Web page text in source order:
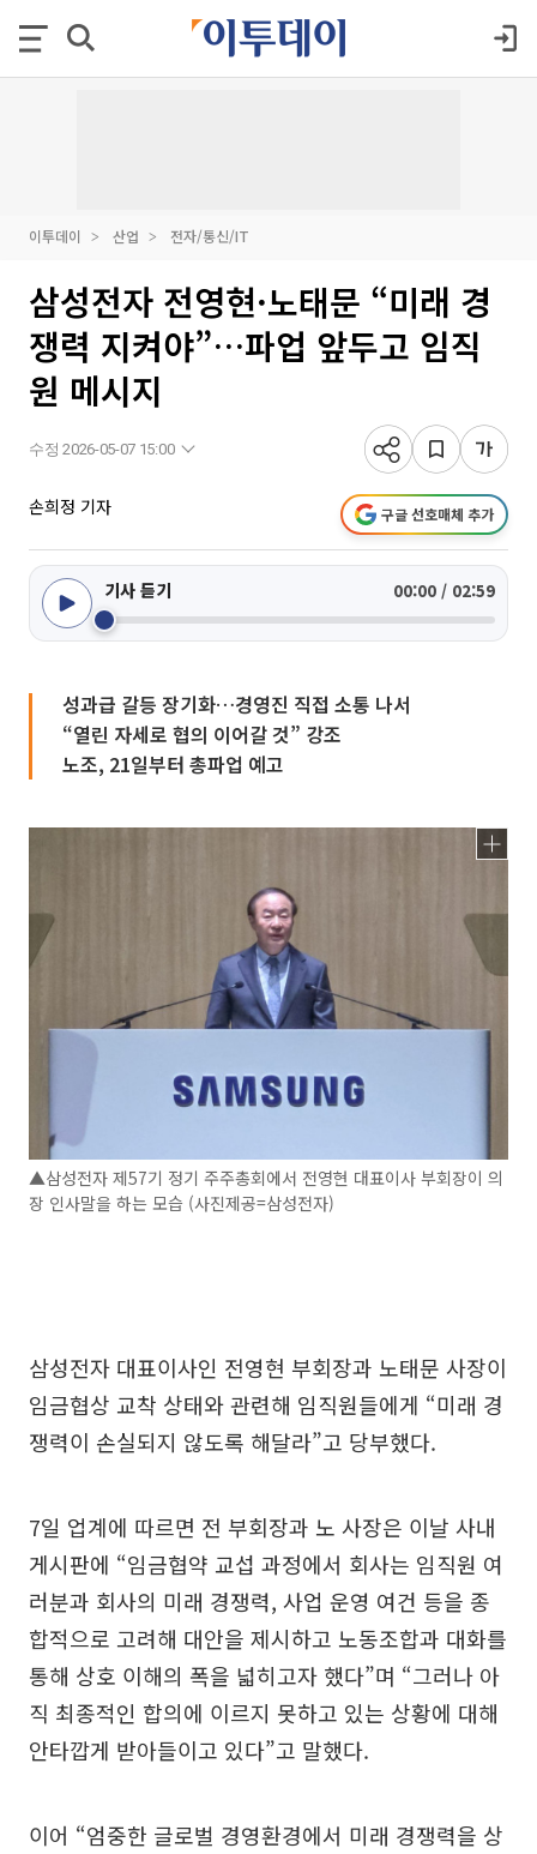
이투데이 산업 전자/통신/IT
삼성전자 전영현·노태문 “미래 경
쟁력 지켜야”…파업 앞두고 임직
원 메시지
수정 2026-05-07 15:00
손희정 기자 구글 선호매체 추가
기사 듣기 00:00 / 02:59
성과급 갈등 장기화…경영진 직접 소통 나서
“열린 자세로 협의 이어갈 것” 강조
노조, 21일부터 총파업 예고
▲삼성전자 제57기 정기 주주총회에서 전영현 대표이사 부회장이 의
장 인사말을 하는 모습 (사진제공=삼성전자)
삼성전자 대표이사인 전영현 부회장과 노태문 사장이
임금협상 교착 상태와 관련해 임직원들에게 “미래 경
쟁력이 손실되지 않도록 해달라”고 당부했다.
7일 업계에 따르면 전 부회장과 노 사장은 이날 사내
게시판에 “임금협약 교섭 과정에서 회사는 임직원 여
러분과 회사의 미래 경쟁력, 사업 운영 여건 등을 종
합적으로 고려해 대안을 제시하고 노동조합과 대화를
통해 상호 이해의 폭을 넓히고자 했다”며 “그러나 아
직 최종적인 합의에 이르지 못하고 있는 상황에 대해
안타깝게 받아들이고 있다”고 말했다.
이어 “엄중한 글로벌 경영환경에서 미래 경쟁력을 상